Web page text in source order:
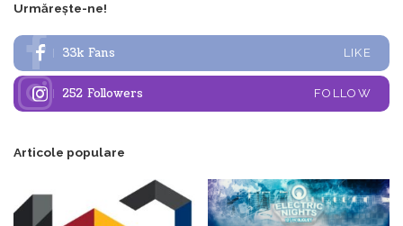
Urmărește-ne!
33k Fans LIKE
252 Followers FOLLOW
Articole populare